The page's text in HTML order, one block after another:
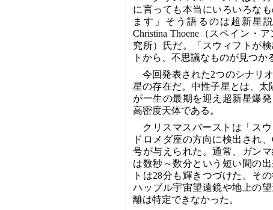
に言っても本当にいろいろな
ます」そう語るのは超新星
Christina Thoene（スペイン・
究所）氏だ。「スウィフトが
トから、不思議なものが見つか
今回発表された2つのシナリ
星の存在だ。中性子星とは、太
が一生の最期を迎え超新星爆
高密度天体である。
クリスマスバーストは「ス
ドロメダ座の方向に検出され
号が与えられた。通常、ガン
は数秒～数分という短い間の
トは28分も輝きつづけた。そ
ハッブル宇宙望遠鏡や地上の
離は特定できなかった。